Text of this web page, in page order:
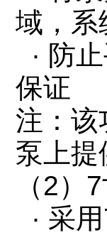
域，系
· 防
保证
注：该
泵上提
（2）
· 采